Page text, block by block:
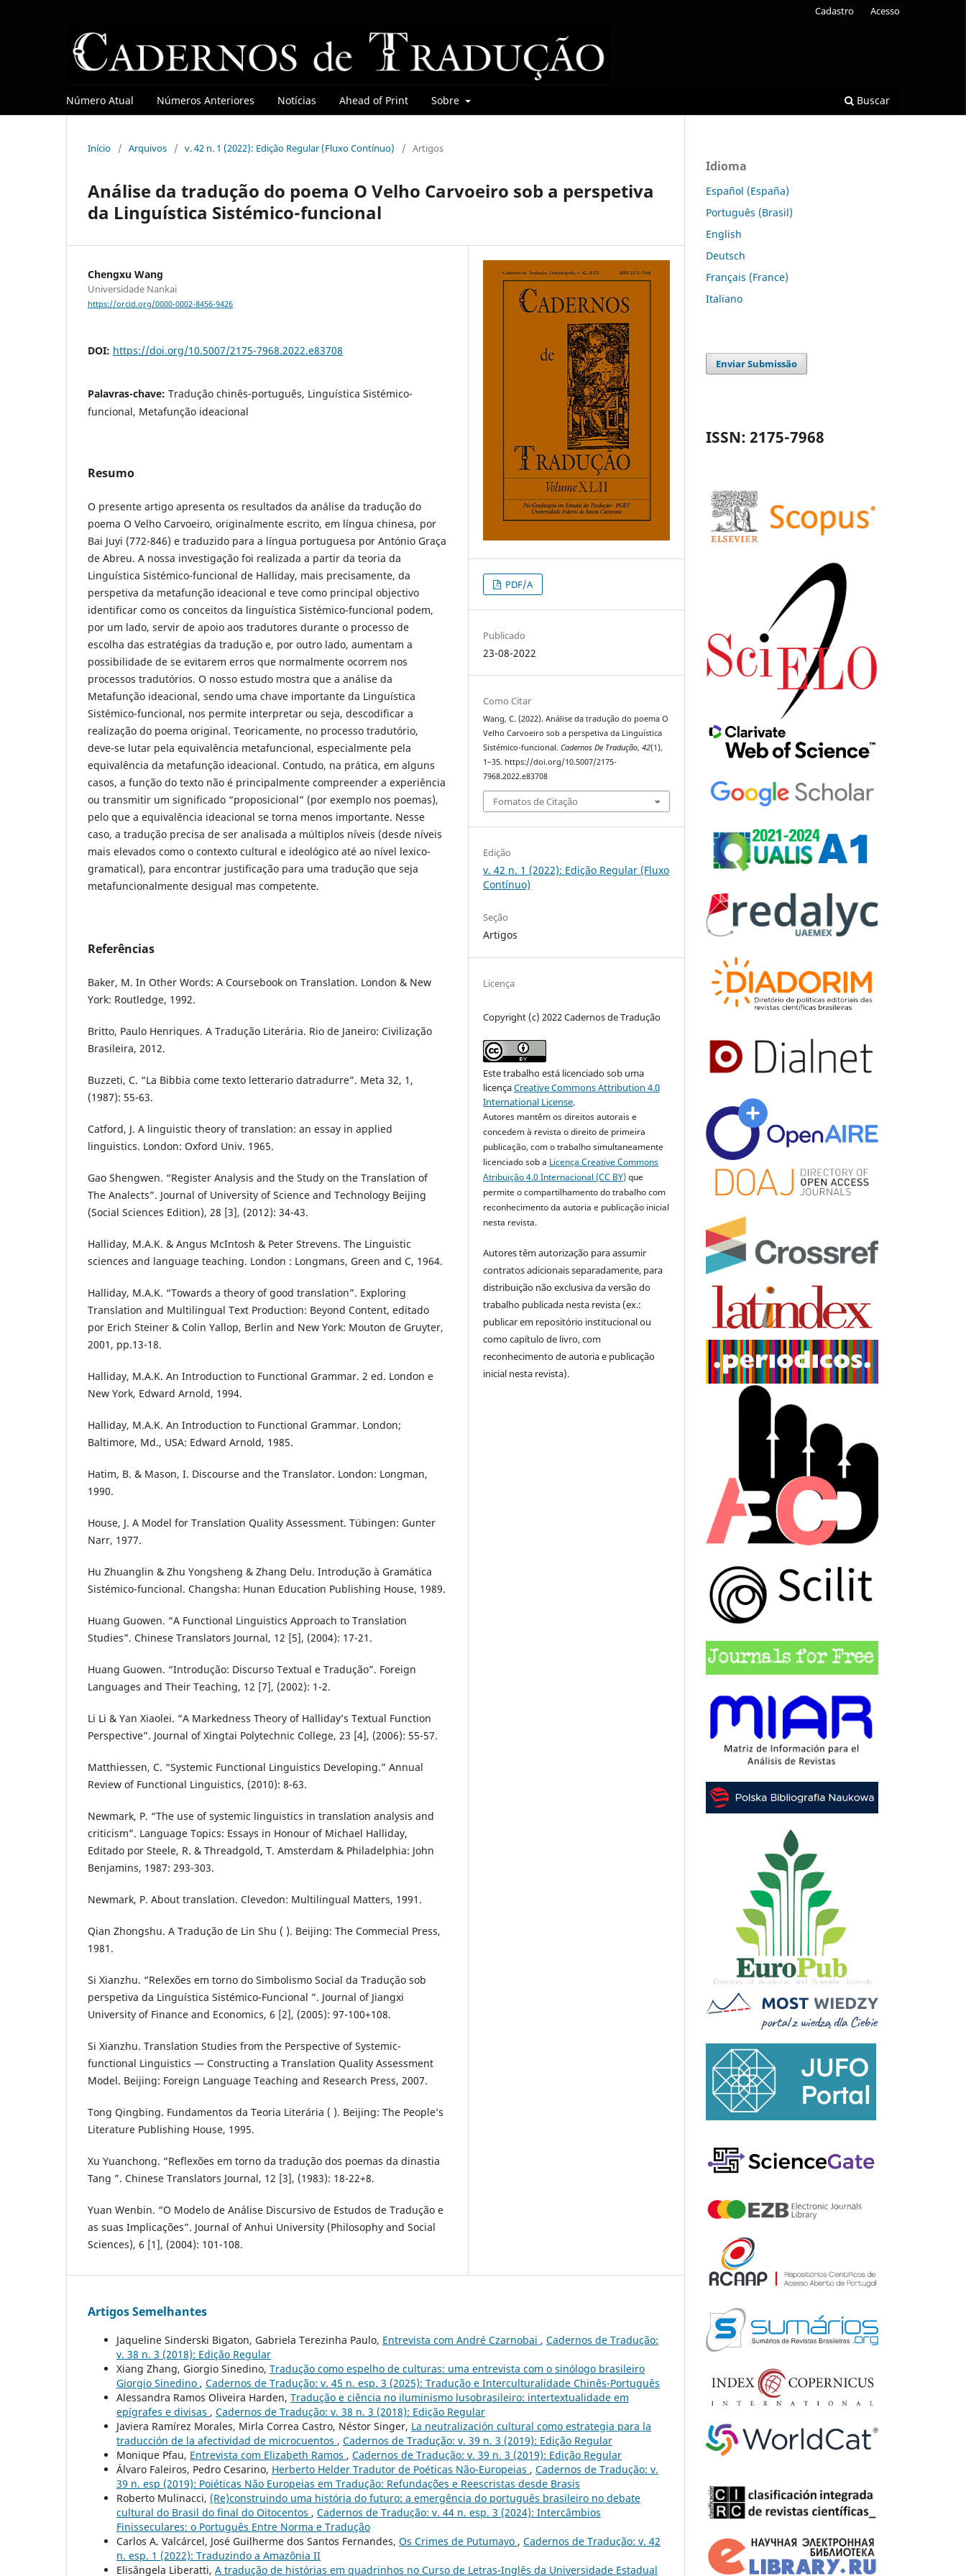
Número Atual Números Anteriores Notícias Ahead of Print Sobre Buscar
Cadastro Acesso
Início / Arquivos / v. 42 n. 1 (2022): Edição Regular (Fluxo Contínuo) / Artigos
Análise da tradução do poema O Velho Carvoeiro sob a perspetiva
da Linguística Sistémico-funcional
Chengxu Wang
Universidade Nankai
https://orcid.org/0000-0002-8456-9426
DOI: https://doi.org/10.5007/2175-7968.2022.e83708
Palavras-chave: Tradução chinês-português, Linguística Sistémico-
funcional, Metafunção ideacional
Resumo
O presente artigo apresenta os resultados da análise da tradução do
poema O Velho Carvoeiro, originalmente escrito, em língua chinesa, por
Bai Juyi (772-846) e traduzido para a língua portuguesa por António Graça
de Abreu. A nossa investigação foi realizada a partir da teoria da
Linguística Sistémico-funcional de Halliday, mais precisamente, da
perspetiva da metafunção ideacional e teve como principal objectivo
identificar como os conceitos da linguística Sistémico-funcional podem,
por um lado, servir de apoio aos tradutores durante o processo de
escolha das estratégias da tradução e, por outro lado, aumentam a
possibilidade de se evitarem erros que normalmente ocorrem nos
processos tradutórios. O nosso estudo mostra que a análise da
Metafunção ideacional, sendo uma chave importante da Linguística
Sistémico-funcional, nos permite interpretar ou seja, descodificar a
realização do poema original. Teoricamente, no processo tradutório,
deve-se lutar pela equivalência metafuncional, especialmente pela
equivalência da metafunção ideacional. Contudo, na prática, em alguns
casos, a função do texto não é principalmente compreender a experiência
ou transmitir um significado “proposicional” (por exemplo nos poemas),
pelo que a equivalência ideacional se torna menos importante. Nesse
caso, a tradução precisa de ser analisada a múltiplos níveis (desde níveis
mais elevados como o contexto cultural e ideológico até ao nível lexico-
gramatical), para encontrar justificação para uma tradução que seja
metafuncionalmente desigual mas competente.
Referências
Baker, M. In Other Words: A Coursebook on Translation. London & New
York: Routledge, 1992.
Britto, Paulo Henriques. A Tradução Literária. Rio de Janeiro: Civilização
Brasileira, 2012.
Buzzeti, C. “La Bibbia come texto letterario datradurre”. Meta 32, 1,
(1987): 55-63.
Catford, J. A linguistic theory of translation: an essay in applied
linguistics. London: Oxford Univ. 1965.
Gao Shengwen. “Register Analysis and the Study on the Translation of
The Analects”. Journal of University of Science and Technology Beijing
(Social Sciences Edition), 28 [3], (2012): 34-43.
Halliday, M.A.K. & Angus McIntosh & Peter Strevens. The Linguistic
sciences and language teaching. London : Longmans, Green and C, 1964.
Halliday, M.A.K. “Towards a theory of good translation”. Exploring
Translation and Multilingual Text Production: Beyond Content, editado
por Erich Steiner & Colin Yallop, Berlin and New York: Mouton de Gruyter,
2001, pp.13-18.
Halliday, M.A.K. An Introduction to Functional Grammar. 2 ed. London e
New York, Edward Arnold, 1994.
Halliday, M.A.K. An Introduction to Functional Grammar. London;
Baltimore, Md., USA: Edward Arnold, 1985.
Hatim, B. & Mason, I. Discourse and the Translator. London: Longman,
1990.
House, J. A Model for Translation Quality Assessment. Tübingen: Gunter
Narr, 1977.
Hu Zhuanglin & Zhu Yongsheng & Zhang Delu. Introdução à Gramática
Sistémico-funcional. Changsha: Hunan Education Publishing House, 1989.
Huang Guowen. “A Functional Linguistics Approach to Translation
Studies”. Chinese Translators Journal, 12 [5], (2004): 17-21.
Huang Guowen. “Introdução: Discurso Textual e Tradução”. Foreign
Languages and Their Teaching, 12 [7], (2002): 1-2.
Li Li & Yan Xiaolei. “A Markedness Theory of Halliday’s Textual Function
Perspective”. Journal of Xingtai Polytechnic College, 23 [4], (2006): 55-57.
Matthiessen, C. “Systemic Functional Linguistics Developing.” Annual
Review of Functional Linguistics, (2010): 8-63.
Newmark, P. “The use of systemic linguistics in translation analysis and
criticism”. Language Topics: Essays in Honour of Michael Halliday,
Editado por Steele, R. & Threadgold, T. Amsterdam & Philadelphia: John
Benjamins, 1987: 293-303.
Newmark, P. About translation. Clevedon: Multilingual Matters, 1991.
Qian Zhongshu. A Tradução de Lin Shu ( ). Beijing: The Commecial Press,
1981.
Si Xianzhu. “Relexões em torno do Simbolismo Social da Tradução sob
perspetiva da Linguística Sistémico-Funcional ”. Journal of Jiangxi
University of Finance and Economics, 6 [2], (2005): 97-100+108.
Si Xianzhu. Translation Studies from the Perspective of Systemic-
functional Linguistics — Constructing a Translation Quality Assessment
Model. Beijing: Foreign Language Teaching and Research Press, 2007.
Tong Qingbing. Fundamentos da Teoria Literária ( ). Beijing: The People’s
Literature Publishing House, 1995.
Xu Yuanchong. “Reflexões em torno da tradução dos poemas da dinastia
Tang ”. Chinese Translators Journal, 12 [3], (1983): 18-22+8.
Yuan Wenbin. “O Modelo de Análise Discursivo de Estudos de Tradução e
as suas Implicações”. Journal of Anhui University (Philosophy and Social
Sciences), 6 [1], (2004): 101-108.
PDF/A
Publicado
23-08-2022
Como Citar
Wang, C. (2022). Análise da tradução do poema O
Velho Carvoeiro sob a perspetiva da Linguística
Sistémico-funcional.Cadernos De Tradução,42(1),
1–35. https://doi.org/10.5007/2175-
7968.2022.e83708
Fomatos de Citação
Edição
v. 42 n. 1 (2022): Edição Regular (Fluxo
Contínuo)
Seção
Artigos
Licença
Copyright (c) 2022 Cadernos de Tradução
Este trabalho está licenciado sob uma
licençaCreative Commons Attribution 4.0
International License.
Autores mantêm os direitos autorais e
concedem à revista o direito de primeira
publicação, com o trabalho simultaneamente
licenciado sob a Licença Creative Commons
Atribuição 4.0 Internacional (CC BY)que
permite o compartilhamento do trabalho com
reconhecimento da autoria e publicação inicial
nesta revista.
Autores têm autorização para assumir
contratos adicionais separadamente, para
distribuição não exclusiva da versão do
trabalho publicada nesta revista (ex.:
publicar em repositório institucional ou
como capítulo de livro, com
reconhecimento de autoria e publicação
inicial nesta revista).
Artigos Semelhantes
Jaqueline Sinderski Bigaton, Gabriela Terezinha Paulo, Entrevista com André Czarnobai , Cadernos de Tradução:
v. 38 n. 3 (2018): Edição Regular
Xiang Zhang, Giorgio Sinedino, Tradução como espelho de culturas: uma entrevista com o sinólogo brasileiro
Giorgio Sinedino , Cadernos de Tradução: v. 45 n. esp. 3 (2025): Tradução e Interculturalidade Chinês-Português
Alessandra Ramos Oliveira Harden, Tradução e ciência no iluminismo lusobrasileiro: intertextualidade em
epígrafes e divisas , Cadernos de Tradução: v. 38 n. 3 (2018): Edição Regular
Javiera Ramírez Morales, Mirla Correa Castro, Néstor Singer, La neutralización cultural como estrategia para la
traducción de la afectividad de microcuentos , Cadernos de Tradução: v. 39 n. 3 (2019): Edição Regular
Monique Pfau, Entrevista com Elizabeth Ramos , Cadernos de Tradução: v. 39 n. 3 (2019): Edição Regular
Álvaro Faleiros, Pedro Cesarino, Herberto Helder Tradutor de Poéticas Não-Europeias , Cadernos de Tradução: v.
39 n. esp (2019): Poiéticas Não Europeias em Tradução: Refundações e Reescristas desde Brasis
Roberto Mulinacci, (Re)construindo uma história do futuro: a emergência do português brasileiro no debate
cultural do Brasil do final do Oitocentos , Cadernos de Tradução: v. 44 n. esp. 3 (2024): Intercâmbios
Finisseculares: o Português Entre Norma e Tradução
Carlos A. Valcárcel, José Guilherme dos Santos Fernandes, Os Crimes de Putumayo , Cadernos de Tradução: v. 42
n. esp. 1 (2022): Traduzindo a Amazônia II
Elisângela Liberatti, A tradução de histórias em quadrinhos no Curso de Letras-Inglês da Universidade Estadual
Idioma
Español (España)
Português (Brasil)
English
Deutsch
Français (France)
Italiano
Enviar Submissão
ISSN: 2175-7968